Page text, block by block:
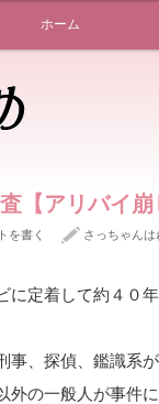
ホーム
【アリバイ崩
を書く さっちゃんは
に定着して約４０年
事、探偵、鑑識系
外の一般人が事件